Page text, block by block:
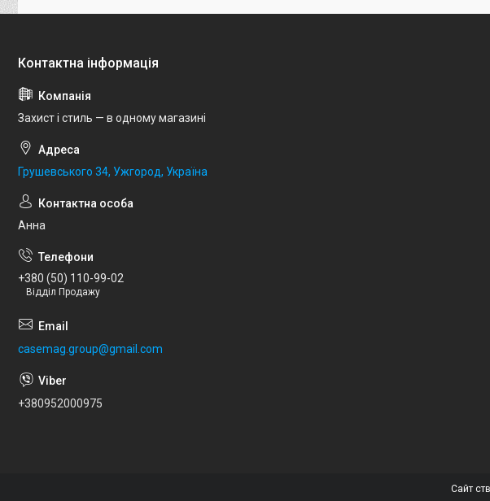
Захист і стиль — в одному магазині
Грушевського 34, Ужгород, Україна
Анна
+380 (50) 110-99-02
Відділ Продажу
casemag.group@gmail.com
+380952000975
Сайт